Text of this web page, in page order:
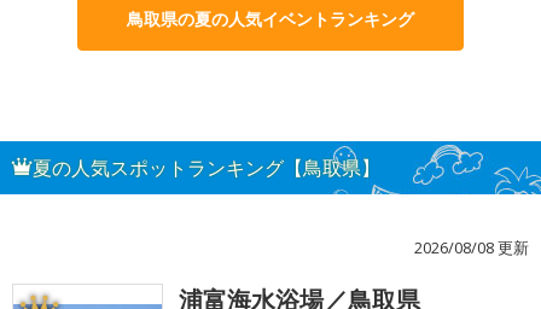
鳥取県の夏の人気イベントランキング
夏の人気スポットランキング【鳥取県】
2026/08/08 更新
浦富海水浴場／鳥取県